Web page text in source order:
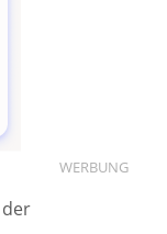
WERBUNG